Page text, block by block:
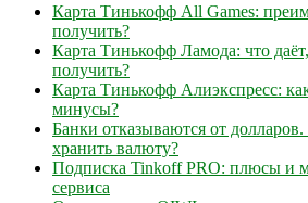
Карта Тинькофф All Games:
получить?
Карта Тинькофф Ламода: что
получить?
Карта Тинькофф Алиэкспресс:
минусы?
Банки отказываются от
хранить валюту?
Подписка Tinkoff PRO: плюсы и
сервиса